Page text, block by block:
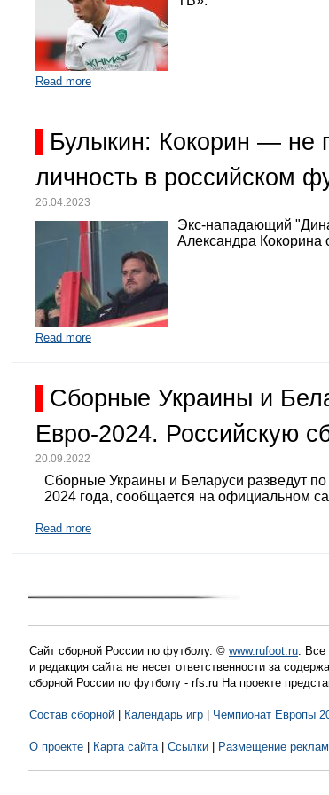
Read more
Булыкин: Кокорин — не
личность в российском
26.04.2023
Экс-нападающий
Александра Кокорина
Read more
Сборные Украины и
Евро-2024. Российскую
20.09.2022
Сборные Украины и Беларуси разведут
2024 года, сообщается на официальном
Read more
Сайт сборной России по футболу. © www.rufoot.ru. Все
и редакция сайта не несет ответственности за
сборной России по футболу - rfs.ru На проекте
Состав сборной Календарь игр Чемпионат Европы
О проекте Карта сайта| Ссылки Размещение